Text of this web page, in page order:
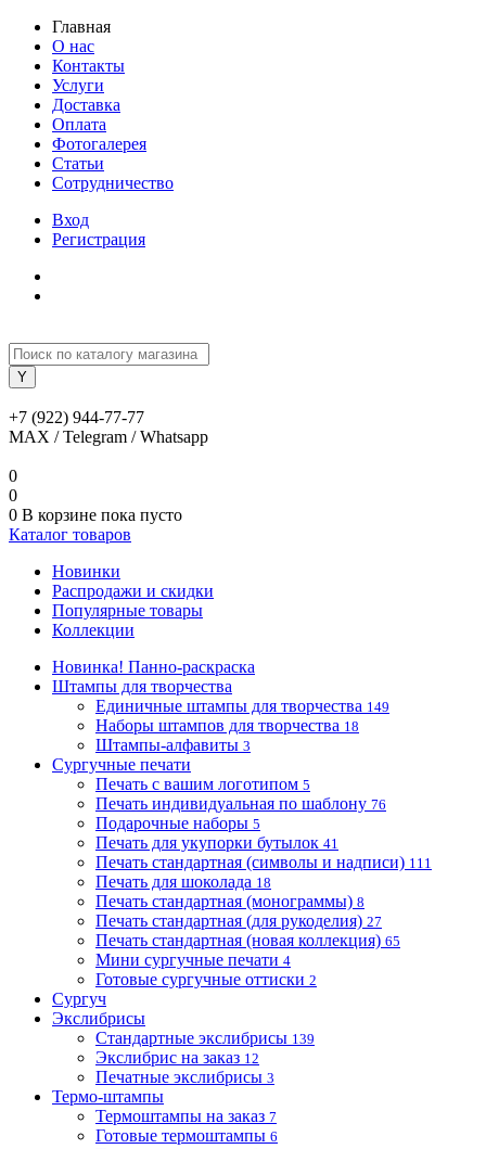
Главная
О нас
Контакты
Услуги
Доставка
Оплата
Фотогалерея
Статьи
Сотрудничество
Вход
Регистрация
+7 (922) 944-77-77
MAX / Telegram / Whatsapp
0
0
0 В корзине пока пусто
Каталог товаров
Новинки
Распродажи и скидки
Популярные товары
Коллекции
Новинка! Панно-раскраска
Штампы для творчества
Единичные штампы для творчества 149
Наборы штампов для творчества 18
Штампы-алфавиты 3
Сургучные печати
Печать с вашим логотипом 5
Печать индивидуальная по шаблону 76
Подарочные наборы 5
Печать для укупорки бутылок 41
Печать стандартная (символы и надписи) 111
Печать для шоколада 18
Печать стандартная (монограммы) 8
Печать стандартная (для рукоделия) 27
Печать стандартная (новая коллекция) 65
Мини сургучные печати 4
Готовые сургучные оттиски 2
Сургуч
Экслибрисы
Стандартные экслибрисы 139
Экслибрис на заказ 12
Печатные экслибрисы 3
Термо-штампы
Термоштампы на заказ 7
Готовые термоштампы 6